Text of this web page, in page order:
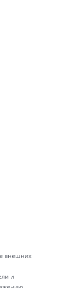
внешних
и